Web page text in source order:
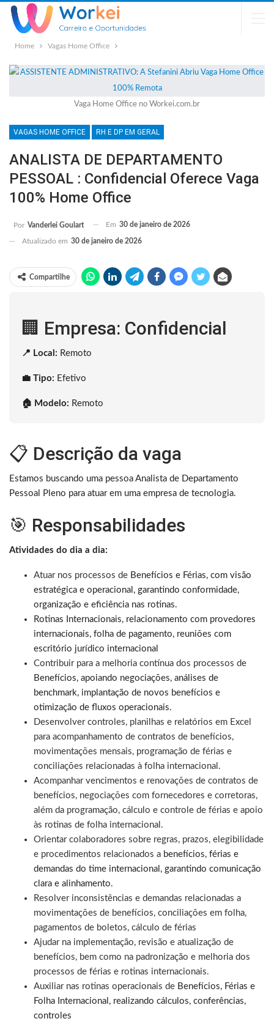
Home Vagas Home Office
Vaga Home Office no Workei.com.br
VAGAS HOME OFFICE RH E DP EM GERAL
ANALISTA DE DEPARTAMENTO
PESSOAL : Confidencial Oferece Vaga
100% Home Office
Por Vanderlei Goulart Em 30 de janeiro de 2026
Atualizado em 30 de janeiro de 2026
Compartilhe
🏢 Empresa: Confidencial
📍 Local: Remoto
💼 Tipo: Efetivo
🏠 Modelo: Remoto
📋 Descrição da vaga
Estamos buscando uma pessoa Analista de Departamento
Pessoal Pleno para atuar em uma empresa de tecnologia.
🎯 Responsabilidades
Atividades do dia a dia:
Atuar nos processos de Benefícios e Férias, com visão
estratégica e operacional, garantindo conformidade,
organização e eficiência nas rotinas.
Rotinas Internacionais, relacionamento com provedores
internacionais, folha de pagamento, reuniões com
escritório jurídico internacional
Contribuir para a melhoria contínua dos processos de
Benefícios, apoiando negociações, análises de
benchmark, implantação de novos benefícios e
otimização de fluxos operacionais.
Desenvolver controles, planilhas e relatórios em Excel
para acompanhamento de contratos de benefícios,
movimentações mensais, programação de férias e
conciliações relacionadas à folha internacional.
Acompanhar vencimentos e renovações de contratos de
benefícios, negociações com fornecedores e corretoras,
além da programação, cálculo e controle de férias e apoio
às rotinas de folha internacional.
Orientar colaboradores sobre regras, prazos, elegibilidade
e procedimentos relacionados a benefícios, férias e
demandas do time internacional, garantindo comunicação
clara e alinhamento.
Resolver inconsistências e demandas relacionadas a
movimentações de benefícios, conciliações em folha,
pagamentos de boletos, cálculo de férias
Ajudar na implementação, revisão e atualização de
benefícios, bem como na padronização e melhoria dos
processos de férias e rotinas internacionais.
Auxiliar nas rotinas operacionais de Benefícios, Férias e
Folha Internacional, realizando cálculos, conferências,
controles